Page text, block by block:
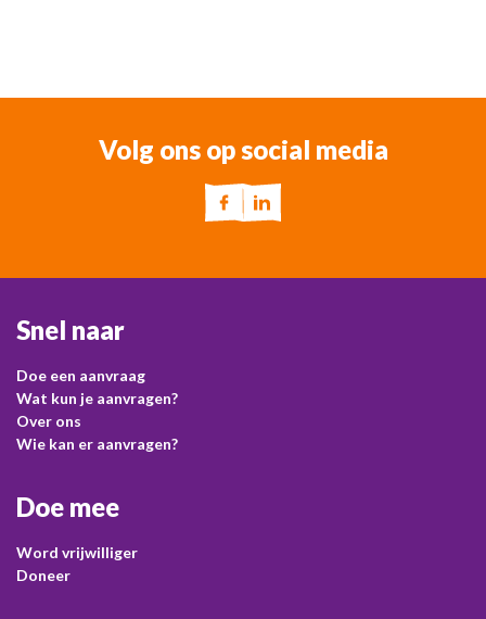
Volg ons op social media
Snel naar
Doe een aanvraag
Wat kun je aanvragen?
Over ons
Wie kan er aanvragen?
Doe mee
Word vrijwilliger
Doneer